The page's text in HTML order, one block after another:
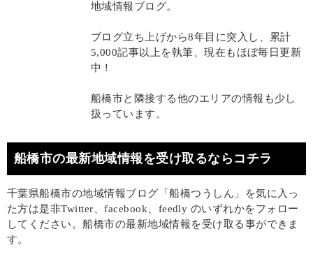
地域情報ブログ。
ブログ立ち上げから8年目に突入し、累計
5,000記事以上を執筆、現在もほぼ毎日更新
中！
船橋市と隣接する他のエリアの情報も少し
扱っています。
船橋市の最新地域情報を受け取るならコチラ
千葉県船橋市の地域情報ブログ「船橋つうしん」を気に入っ
た方は是非Twitter、facebook、feedly のいずれかをフォロー
してください。船橋市の最新地域情報を受け取る事ができま
す。